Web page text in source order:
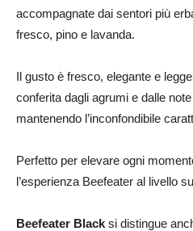
accompagnate dai sentori più
fresco, pino e lavanda.
Il gusto è fresco, elegante e
conferita dagli agrumi e dalle
mantenendo l’inconfondibile
Perfetto per elevare ogni
l’esperienza Beefeater al livello
Beefeater Black si distingue